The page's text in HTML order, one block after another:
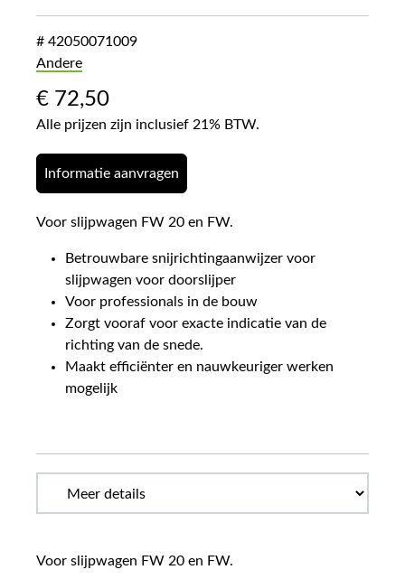
# 42050071009
Andere
€ 72,50
Alle prijzen zijn inclusief 21% BTW.
Informatie aanvragen
Voor slijpwagen FW 20 en FW.
Betrouwbare snijrichtingaanwijzer voor
slijpwagen voor doorslijper
Voor professionals in de bouw
Zorgt vooraf voor exacte indicatie van de
richting van de snede.
Maakt efficiënter en nauwkeuriger werken
mogelijk
Voor slijpwagen FW 20 en FW.